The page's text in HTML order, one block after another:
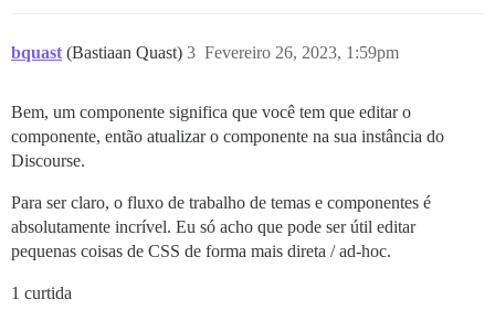
bquast (Bastiaan Quast) Fevereiro 26, 2023, 1:59pm
3
Bem, um componente significa que você tem que editar o
componente, então atualizar o componente na sua instância do
Discourse.
Para ser claro, o fluxo de trabalho de temas e componentes é
absolutamente incrível. Eu só acho que pode ser útil editar
pequenas coisas de CSS de forma mais direta / ad-hoc.
1 curtida